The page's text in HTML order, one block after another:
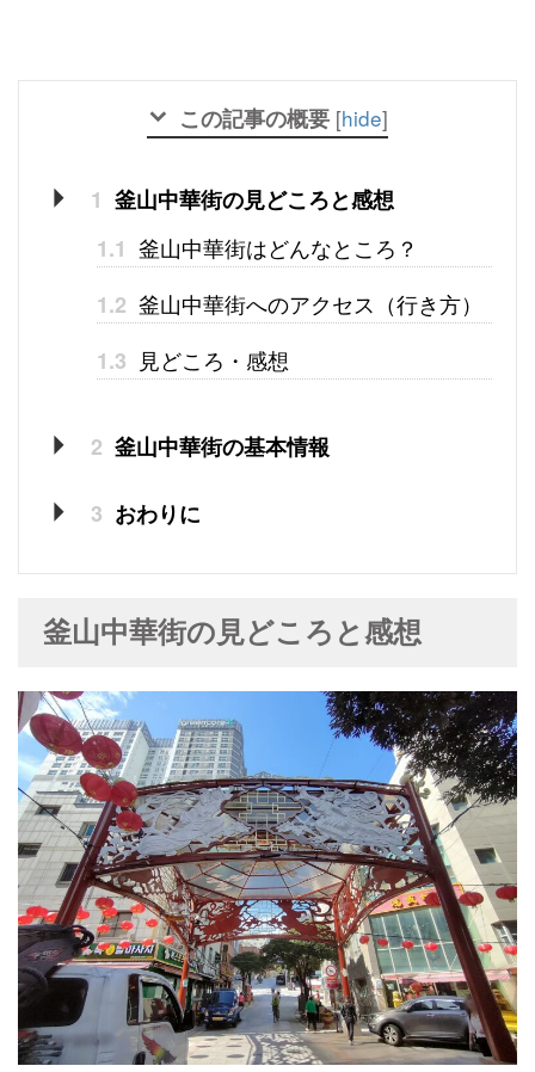
この記事の概要 [hide]
1 釜山中華街の見どころと感想
1.1 釜山中華街はどんなところ？
1.2 釜山中華街へのアクセス（行き方）
1.3 見どころ・感想
2 釜山中華街の基本情報
3 おわりに
釜山中華街の見どころと感想